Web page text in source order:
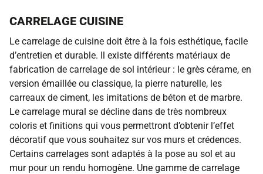
CARRELAGE CUISINE
Le carrelage de cuisine doit être à la fois esthétique, facile
d’entretien et durable. Il existe différents matériaux de
fabrication de carrelage de sol intérieur : le grès cérame, en
version émaillée ou classique, la pierre naturelle, les
carreaux de ciment, les imitations de béton et de marbre.
Le carrelage mural se décline dans de très nombreux
coloris et finitions qui vous permettront d’obtenir l’effet
décoratif que vous souhaitez sur vos murs et crédences.
Certains carrelages sont adaptés à la pose au sol et au
mur pour un rendu homogène. Une gamme de carrelage